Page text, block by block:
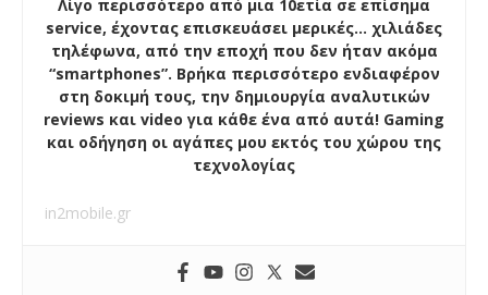
Λίγο περισσότερο από μια 10ετία σε επίσημα
service, έχοντας επισκευάσει μερικές… χιλιάδες
τηλέφωνα, από την εποχή που δεν ήταν ακόμα
“smartphones”. Βρήκα περισσότερο ενδιαφέρον
στη δοκιμή τους, την δημιουργία αναλυτικών
reviews και video για κάθε ένα από αυτά! Gaming
και οδήγηση οι αγάπες μου εκτός του χώρου της
τεχνολογίας
in2mobile.gr